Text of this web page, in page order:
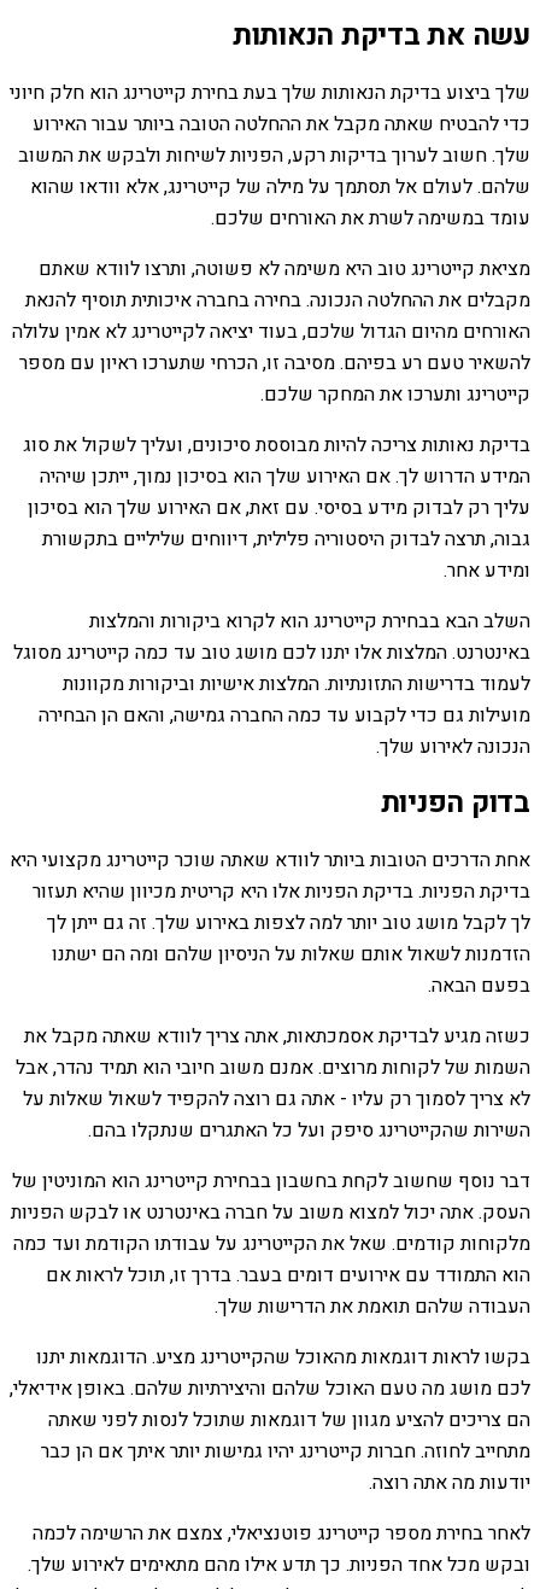
עשה את בדיקת הנאותות
שלך ביצוע בדיקת הנאותות שלך בעת בחירת קייטרינג הוא חלק חיוני
כדי להבטיח שאתה מקבל את ההחלטה הטובה ביותר עבור האירוע
שלך. חשוב לערוך בדיקות רקע, הפניות לשיחות ולבקש את המשוב
שלהם. לעולם אל תסתמך על מילה של קייטרינג, אלא וודאו שהוא
עומד במשימה לשרת את האורחים שלכם.
מציאת קייטרינג טוב היא משימה לא פשוטה, ותרצו לוודא שאתם
מקבלים את ההחלטה הנכונה. בחירה בחברה איכותית תוסיף להנאת
האורחים מהיום הגדול שלכם, בעוד יציאה לקייטרינג לא אמין עלולה
להשאיר טעם רע בפיהם. מסיבה זו, הכרחי שתערכו ראיון עם מספר
קייטרינג ותערכו את המחקר שלכם.
בדיקת נאותות צריכה להיות מבוססת סיכונים, ועליך לשקול את סוג
המידע הדרוש לך. אם האירוע שלך הוא בסיכון נמוך, ייתכן שיהיה
עליך רק לבדוק מידע בסיסי. עם זאת, אם האירוע שלך הוא בסיכון
גבוה, תרצה לבדוק היסטוריה פלילית, דיווחים שליליים בתקשורת
ומידע אחר.
השלב הבא בבחירת קייטרינג הוא לקרוא ביקורות והמלצות
באינטרנט. המלצות אלו יתנו לכם מושג טוב עד כמה קייטרינג מסוגל
לעמוד בדרישות התזונתיות. המלצות אישיות וביקורות מקוונות
מועילות גם כדי לקבוע עד כמה החברה גמישה, והאם הן הבחירה
הנכונה לאירוע שלך.
בדוק הפניות
אחת הדרכים הטובות ביותר לוודא שאתה שוכר קייטרינג מקצועי היא
בדיקת הפניות. בדיקת הפניות אלו היא קריטית מכיוון שהיא תעזור
לך לקבל מושג טוב יותר למה לצפות באירוע שלך. זה גם ייתן לך
הזדמנות לשאול אותם שאלות על הניסיון שלהם ומה הם ישתנו
בפעם הבאה.
כשזה מגיע לבדיקת אסמכתאות, אתה צריך לוודא שאתה מקבל את
השמות של לקוחות מרוצים. אמנם משוב חיובי הוא תמיד נהדר, אבל
לא צריך לסמוך רק עליו - אתה גם רוצה להקפיד לשאול שאלות על
השירות שהקייטרינג סיפק ועל כל האתגרים שנתקלו בהם.
דבר נוסף שחשוב לקחת בחשבון בבחירת קייטרינג הוא המוניטין של
העסק. אתה יכול למצוא משוב על חברה באינטרנט או לבקש הפניות
מלקוחות קודמים. שאל את הקייטרינג על עבודתו הקודמת ועד כמה
הוא התמודד עם אירועים דומים בעבר. בדרך זו, תוכל לראות אם
העבודה שלהם תואמת את הדרישות שלך.
בקשו לראות דוגמאות מהאוכל שהקייטרינג מציע. הדוגמאות יתנו
לכם מושג מה טעם האוכל שלהם והיצירתיות שלהם. באופן אידיאלי,
הם צריכים להציע מגוון של דוגמאות שתוכל לנסות לפני שאתה
מתחייב לחוזה. חברות קייטרינג יהיו גמישות יותר איתך אם הן כבר
יודעות מה אתה רוצה.
לאחר בחירת מספר קייטרינג פוטנציאלי, צמצם את הרשימה לכמה
ובקש מכל אחד הפניות. כך תדע אילו מהם מתאימים לאירוע שלך.